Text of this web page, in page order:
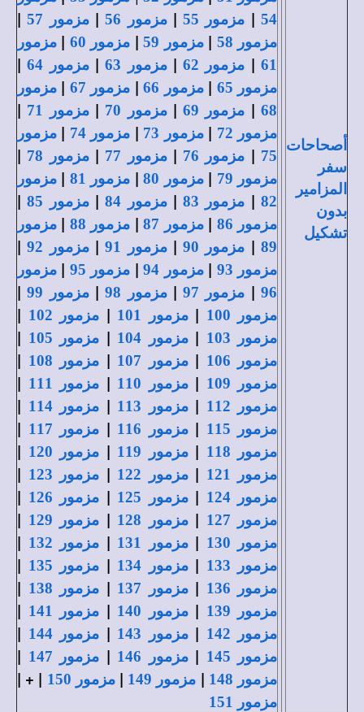
أصحاحات
سفر
المزامير
بدون
تشكيل
54
| مزمور 55 |مزمور 56 |مزمور 57 |
مزمور 58 |مزمور 59 | مزمور 60 | مزمور
61
| مزمور 62 |مزمور 63 |مزمور 64 |
مزمور 65 |مزمور 66 | مزمور 67 | مزمور
68
| مزمور 69 |مزمور 70 |مزمور 71 |
مزمور 72 |مزمور 73 | مزمور 74 | مزمور
75
| مزمور 76 |مزمور 77 |مزمور 78 |
مزمور 79 |مزمور 80 | مزمور 81 | مزمور
82
| مزمور 83 |مزمور 84 |مزمور 85 |
مزمور 86 |مزمور 87 | مزمور 88 | مزمور
89
| مزمور 90 |مزمور 91 |مزمور 92 |
مزمور 93 |مزمور 94 | مزمور 95 | مزمور
96
| مزمور 97 |مزمور 98 |مزمور 99 |
مزمور 100 |مزمور 101 | مزمور 102 |
مزمور 103 |مزمور 104 | مزمور 105 |
مزمور 106 |مزمور 107 | مزمور 108 |
مزمور 109 |مزمور 110 | مزمور 111 |
مزمور 112 |مزمور 113 | مزمور 114 |
مزمور 115 |مزمور 116 | مزمور 117 |
مزمور 118 |مزمور 119 | مزمور 120 |
مزمور 121 |مزمور 122 | مزمور 123 |
مزمور 124 |مزمور 125 | مزمور 126 |
مزمور 127 |مزمور 128 | مزمور 129 |
مزمور 130 |مزمور 131 | مزمور 132 |
مزمور 133 |مزمور 134 | مزمور 135 |
مزمور 136 |مزمور 137 | مزمور 138 |
مزمور 139 |مزمور 140 | مزمور 141 |
مزمور 142 |مزمور 143 | مزمور 144 |
مزمور 145 |مزمور 146 | مزمور 147 |
مزمور 148 | مزمور 149 |مزمور 150 | + |
مزمور 151